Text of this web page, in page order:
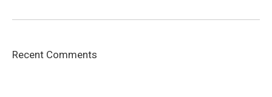
Recent Comments